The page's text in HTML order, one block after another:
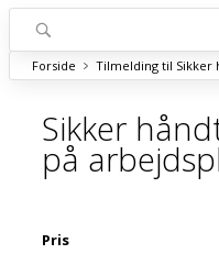
Forside Tilmelding til Sikker
Sikker
på
Pris